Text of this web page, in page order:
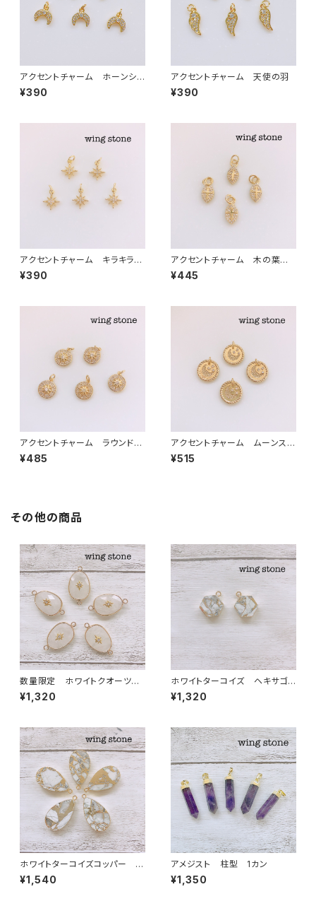
アクセントチャーム ホーンシェ
イプ型
¥390
アクセントチャーム 天使の羽
¥390
アクセントチャーム キラキラス
ター
¥390
アクセントチャーム 木の葉型
クロス
¥445
アクセントチャーム ラウンドス
ター
¥485
アクセントチャーム ムーンスタ
ー
¥515
その他の商品
数量限定 ホワイトクオーツ
ワンポイント付き 2カン
¥1,320
ホワイトターコイズ ヘキサゴン
型 1カン
¥1,320
ホワイトターコイズコッパー 雫
型 1カン
¥1,540
アメジスト 柱型 1カン
¥1,350